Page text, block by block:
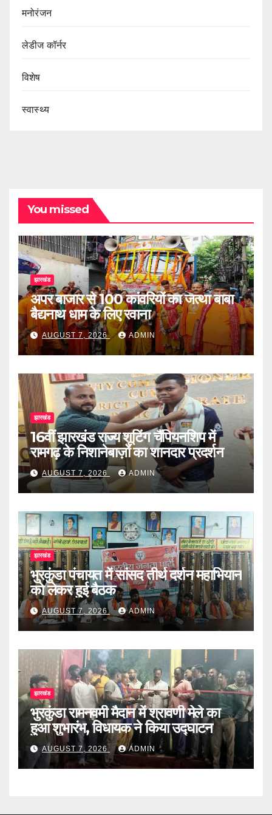
मनोरंजन
लेडीज कॉर्नर
विशेष
स्वास्थ्य
You missed
झारखंड
अपर बाजार से 100 कांवरियों का जत्था बाबा
बैद्यनाथ धाम के लिए रवाना
AUGUST 7, 2026 ADMIN
झारखंड
16वीं झारखंड राज्य शूटिंग चैंपियनशिप में
रामगढ़ के निशानेबाज़ों का शानदार प्रदर्शन
AUGUST 7, 2026 ADMIN
झारखंड
भुरकुंडा पंचायत में सांसद तीर्थ दर्शन महाभियान
को लेकर हुई बैठक
AUGUST 7, 2026 ADMIN
झारखंड
भुरकुंडा रामनवमी मैदान में श्रावणी मेले का
हुआ शुभारंभ, विधायक ने किया उद्घाटन
AUGUST 7, 2026 ADMIN